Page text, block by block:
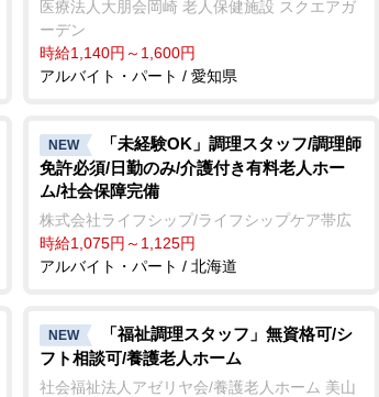
医療法人大朋会岡崎 老人保健施設 スクエアガ
ーデン
時給1,140円～1,600円
アルバイト・パート / 愛知県
NEW
「未経験OK」調理スタッフ/調理師
免許必須/日勤のみ/介護付き有料老人ホー
ム/社会保障完備
株式会社ライフシップ/ライフシップケア帯広
時給1,075円～1,125円
アルバイト・パート / 北海道
NEW
「福祉調理スタッフ」無資格可/シ
フト相談可/養護老人ホーム
社会福祉法人アゼリヤ会/養護老人ホーム 美山